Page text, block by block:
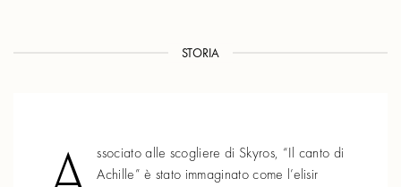
STORIA
ssociato alle scogliere di Skyros, “Il canto di
Achille” è stato immaginato come l’elisir